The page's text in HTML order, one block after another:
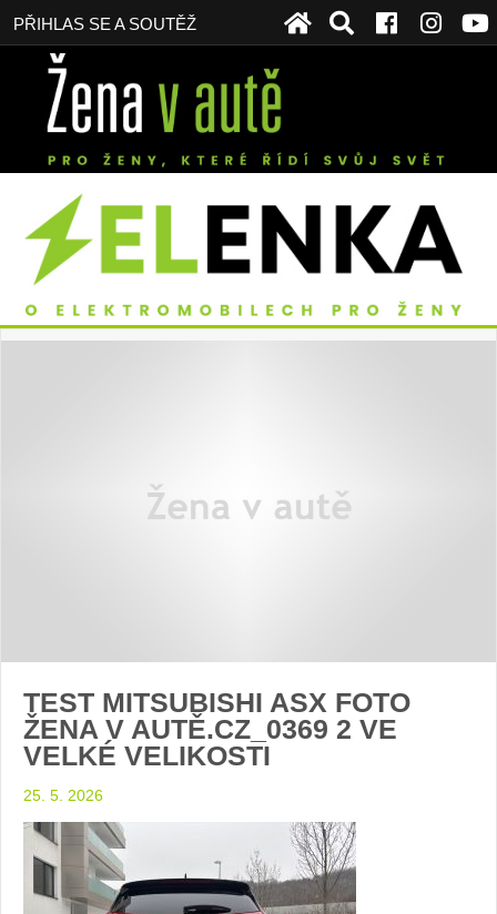
PŘIHLAS SE A SOUTĚŽ
TEST MITSUBISHI ASX FOTO
ŽENA V AUTĚ.CZ_0369 2 VE
VELKÉ VELIKOSTI
25. 5. 2026